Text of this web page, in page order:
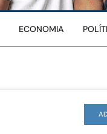
ECONOMIA